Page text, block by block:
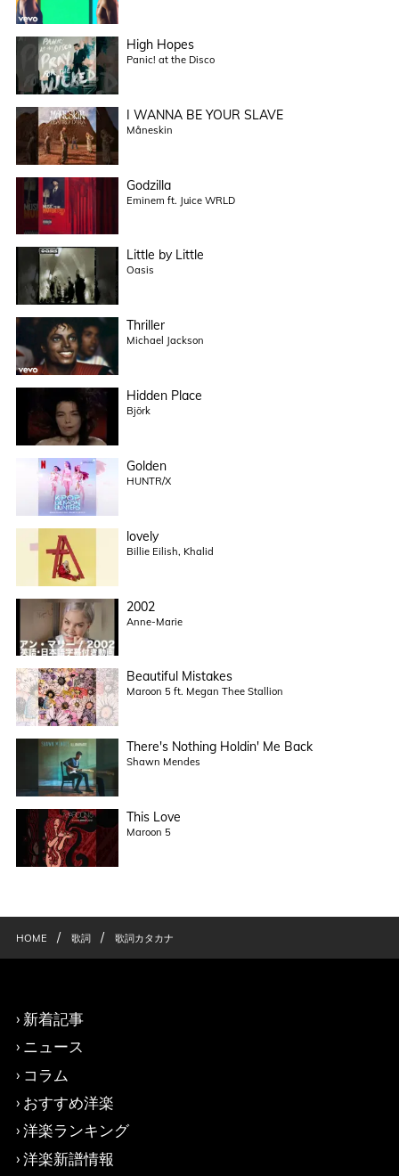
High Hopes
Panic! at the Disco
I WANNA BE YOUR SLAVE
Måneskin
Godzilla
Eminem ft. Juice WRLD
Little by Little
Oasis
Thriller
Michael Jackson
Hidden Place
Björk
Golden
HUNTR/X
lovely
Billie Eilish, Khalid
2002
Anne-Marie
Beautiful Mistakes
Maroon 5 ft. Megan Thee Stallion
There's Nothing Holdin' Me Back
Shawn Mendes
This Love
Maroon 5
HOME / 歌詞 / 歌詞カタカナ
新着記事
ニュース
コラム
おすすめ洋楽
洋楽ランキング
洋楽新譜情報